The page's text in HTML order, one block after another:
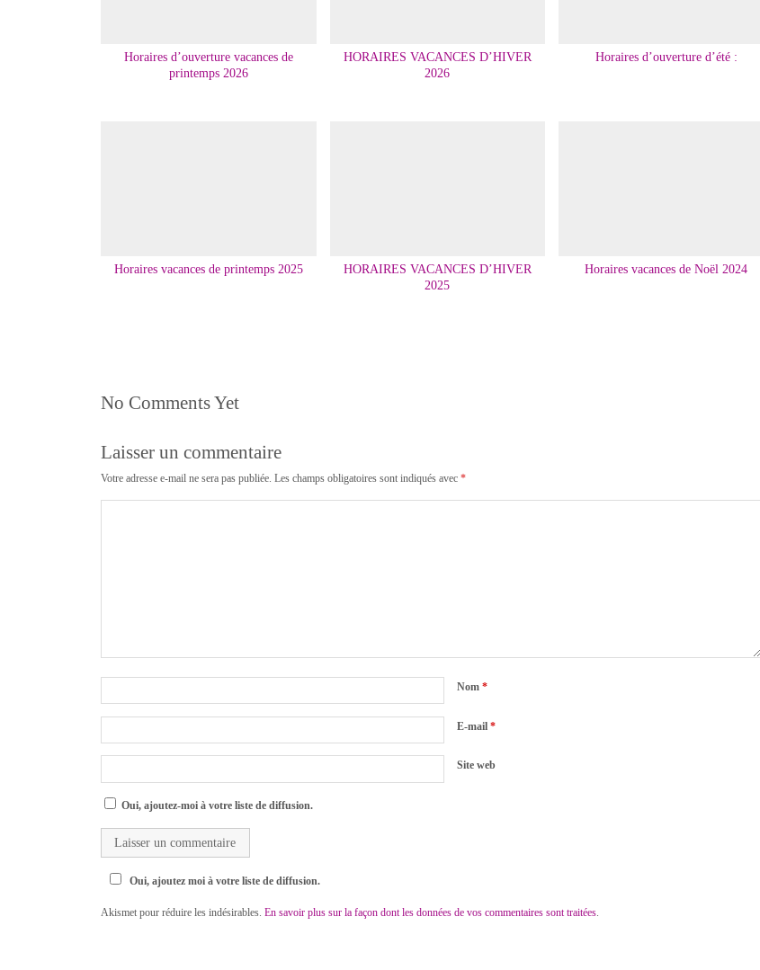
Horaires d’ouverture vacances de
printemps 2026
HORAIRES VACANCES D’HIVER
2026
Horaires d’ouverture d’été :
Horaires vacances de printemps 2025
HORAIRES VACANCES D’HIVER
2025
Horaires vacances de Noël 2024
No Comments Yet
Laisser un commentaire
Votre adresse e-mail ne sera pas publiée. Les champs obligatoires sont indiqués avec *
Nom *
E-mail *
Site web
Oui, ajoutez-moi à votre liste de diffusion.
Oui, ajoutez moi à votre liste de diffusion.
Akismet pour réduire les indésirables. En savoir plus sur la façon dont les données de vos commentaires sont traitées.